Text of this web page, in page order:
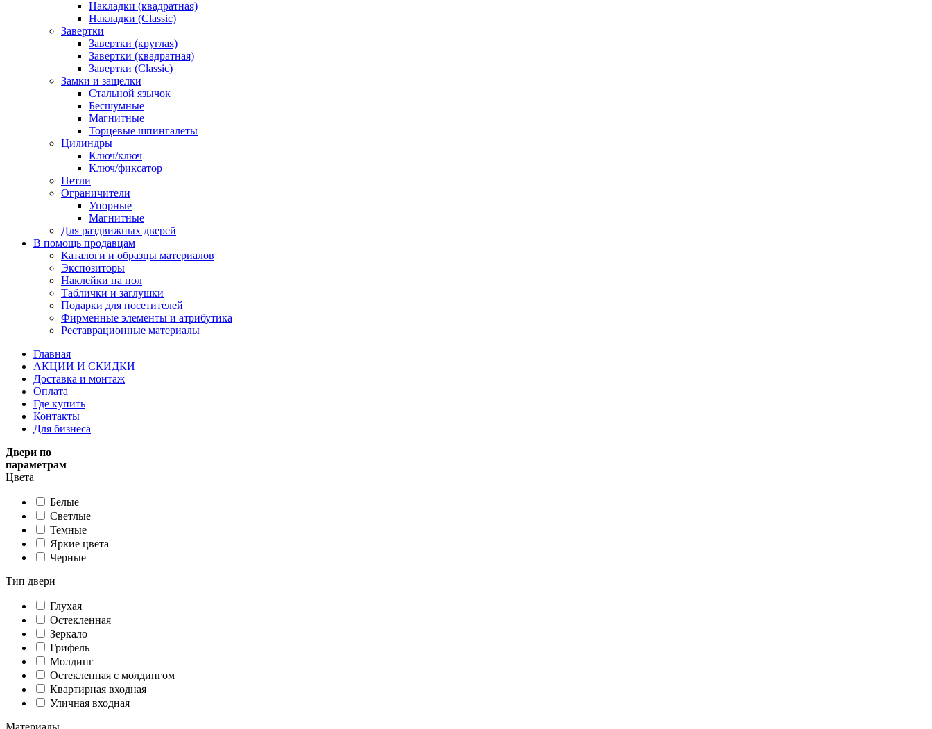
Накладки (квадратная)
Накладки (Classic)
Завертки
Завертки (круглая)
Завертки (квадратная)
Завертки (Classic)
Замки и защелки
Стальной язычок
Бесшумные
Магнитные
Торцевые шпингалеты
Цилиндры
Ключ/ключ
Ключ/фиксатор
Петли
Ограничители
Упорные
Магнитные
Для раздвижных дверей
В помощь продавцам
Каталоги и образцы материалов
Экспозиторы
Наклейки на пол
Таблички и заглушки
Подарки для посетителей
Фирменные элементы и атрибутика
Реставрационные материалы
Главная
АКЦИИ И СКИДКИ
Доставка и монтаж
Оплата
Где купить
Контакты
Для бизнеса
Двери по
параметрам
Цвета
Белые
Светлые
Темные
Яркие цвета
Черные
Тип двери
Глухая
Остекленная
Зеркало
Грифель
Молдинг
Остекленная с молдингом
Квартирная входная
Уличная входная
Материалы